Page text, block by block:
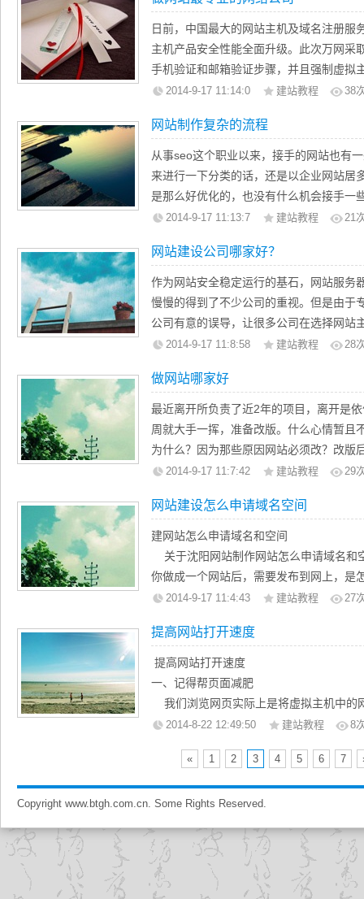
通过传统媒体的进行的产品推广，只能
的产品推广，是面对全世界的营销宣传。
3、沈阳网站建设突破时区的限制每天服
4、沈阳网站建设低成本的宣传方式
建立有效的网站，相当于作了一个永久
至上万个来到网站浏览的访问者提供详细
是还可以节省印刷、邮寄等费用。
5、沈阳网站建设充分服务与说服于你的
在为你的顾客服务当中，使商业信息有
有太好的口才表达或表现自身企业和产品
更详细的信息说明，你只需告诉他登陆我
们，在互联网上，这一切都可以简单而且
网站建设快速反应客户需求，提高营销部
相同的域名，也就是说，域名具有唯一性
重要的用途就是通过访问这个域名能够达
这是域名的根本任务，域名指向是通过域
完成的，也就是说一个域名需要对应一个
如一个人可以有多个代号一样。沈阳网站
沈阳网站制作程序是网站存在的实体
页存在的基本形式。除此之外，程序更
等功能的语言代码所构成的实体。程序
用的方法是访问数据库来改变客户端的内
的请求。
日前，中国最大的网站主机及域名注册服
主机产品安全性能全面升级。此次万网采
手机验证和邮箱验证步骤，并且强制虚拟
提示文档中表示为了增加主机产品的安全
建设及IDC行业的梦魇，一方面网站主机
面很多大型的IDC服务商的域名DNS解析
万计的域名无法正常使用。
但作为网站营销转化的基础保障，沈阳
视。对于那些大规模开展网络营销的企业
轻松感知网站安全运行的重要性，如果京
2014-9-17 11:14:0 建站教程 38
网站制作复杂的流程
从事seo这个职业以来，接手的网站也有
来进行一下分类的话，还是以企业网站居
是那么好优化的，也没有什么机会接手一
机会比较少，另一方面也是自己的水平一
还是有的，这里就和大家来谈一谈企业网
企业网站，就是一些企业为了宣传自己
名度的一种网站，相对来说，这种网站的
易优化的，但是一些热门的关键词由于竞
沈阳网站制作企业网站的建设也是比较简
企业网站遍地都是，但是由于优化水平有
2014-9-17 11:13:7 建站教程 21
网站建设公司哪家好？
作为网站安全稳定运行的基石，网站服务
慢慢的得到了不少公司的重视。但是由于
公司有意的误导，让很多公司在选择网站
低价格策略吸引市场，提供的产品品质及
是性价比比较低，让客户花费很多冤枉钱
拟主机就可以解决问题，部分网站建设公
一台服务器，只放置一个网站，而且是很
到底自己的网站，需要选择什么样的主
知道这些则需要掌握一定的产品知识。下
行描述，或许可以给准备做网站或者买主
好，比较占用网站空间的有音频、视频、
页、文本文字等并不需要太多的空间。即
主要72dpi，一张显示质量比较高的图片
特殊的网站，200-1000M虚拟主机空间已
二、带宽速率：这个概念虽然听起来
易理解。这和我们在公司使用的宽带速
的要快很多，更不用说现在很多电信运营
务器的带宽速率和公司使用的宽带一个
的是下行带宽，就是浏览网页、下载数
带宽，类似于我们上传资料，因为服务器
服务器返回数据并发送给浏览者。这个概
络公司会说我们的服务器带宽达到几百G
据带宽，而不是那一台服务器所分别的带
三、并发连接数：并发连接数，就是
并行访问的人数。说的通俗直白一些，就
2014-9-17 11:8:58 建站教程 28
做网站哪家好
最近离开所负责了近2年的项目，离开是
周就大手一挥，准备改版。什么心情暂且
为什么？因为那些原因网站必须改？改版
改版的过渡期多久？等等。见过了太多的
改版的目的是什么？
有点像句废话，但是依然得问沈阳做网站
内容与数据，那我认为你的目的不是很
2014-9-17 11:7:42 建站教程 29
网站建设怎么申请域名空间
建网站怎么申请域名和空间
关于沈阳网站制作网站怎么申请域名和
你做成一个网站后，需要发布到网上，是
空间，空间申请是要动态的，那看你的网
然后域名的话在那里申请都是一样，价格
空间，会给你分配一个固定的IP地址，和
然后到你申请域名的公司让他们帮你做
上，接着把你做好的网站上传到你的空间
但是在这个之前是需要注册域名的，沈
发邮件后付款后就可以了，这样我们的
只需要报上名字就可以了，但是名字必须
注册完成后会有用户名及密码，用户名
码进去后，就可以进行解析一类的工作。
2014-9-17 11:4:43 建站教程 27
提高网站打开速度
提高网站打开速度
一、记得帮页面减肥
我们浏览网页实际上是将虚拟主机中的
览器解释查看的。下载网页的快慢在显示
循一切从简的原则，如：不要使用太大
洁的页面会给人一种思路明朗的感觉。
二、如没必要，尽量使用静态HTML页面
众所周知，ASP、PHP、JSP等程序实
的确非常方便，因为它们的数据交互性好
内容，使网站“动”起来，如：论坛、留言
执行处理后，生成HTML页面，然后再“
2014-8-22 12:49:50 建站教程 8
« 1 2 3 4 5 6 7
Copyright www.btgh.com.cn. Some Rights Reserved.